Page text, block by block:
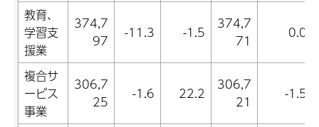
教育、
学習支
援業
374,7
97
-11.3 -1.5
374,7
71
0.0
複合サ
ービス
事業
306,7
25
-1.6 22.2
306,7
21
-1.5